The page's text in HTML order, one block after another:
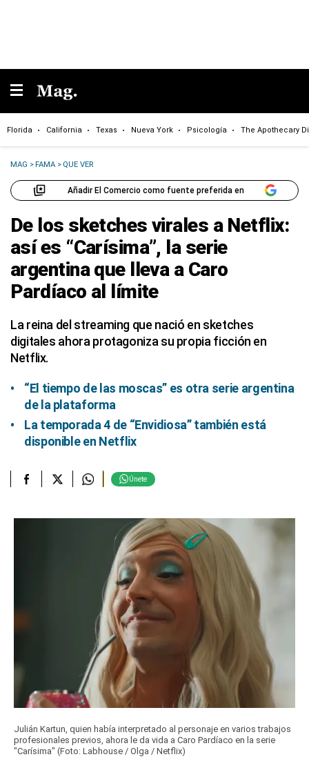
Florida California Texas Nueva York Psicología The Apothecary
MAG >FAMA > QUE VER
Añadir El Comercio como fuente preferida en
De los sketches virales a Netflix:
así es “Carísima”, la serie
argentina que lleva a Caro
Pardíaco al límite
La reina del streaming que nació en sketches
digitales ahora protagoniza su propia ficción en
Netflix.
“El tiempo de las moscas” es otra serie argentina
de la plataforma
La temporada 4 de “Envidiosa” también está
disponible en Netflix
Únete
Julián Kartun, quien había interpretado al personaje en varios trabajos
profesionales previos, ahora le da vida a Caro Pardíaco en la serie
"Carísima" (Foto: Labhouse / Olga / Netflix)